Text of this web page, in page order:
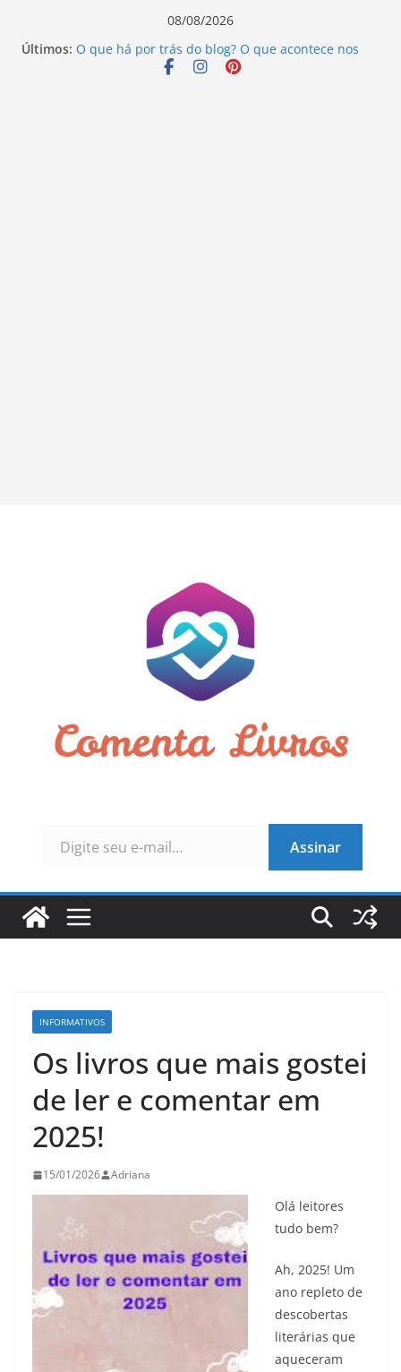
08/08/2026
Últimos: O que há por trás do blog? O que acontece nos
Assinar
INFORMATIVOS
Os livros que mais gostei
de ler e comentar em
2025!
15/01/2026 Adriana
Olá leitores
tudo bem?
Ah, 2025! Um
ano repleto de
descobertas
literárias que
aqueceram